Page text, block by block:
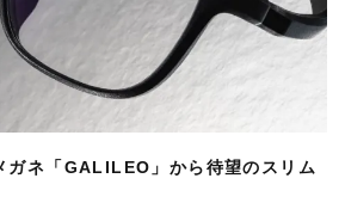
ガネ「GALILEO」から待望のスリム